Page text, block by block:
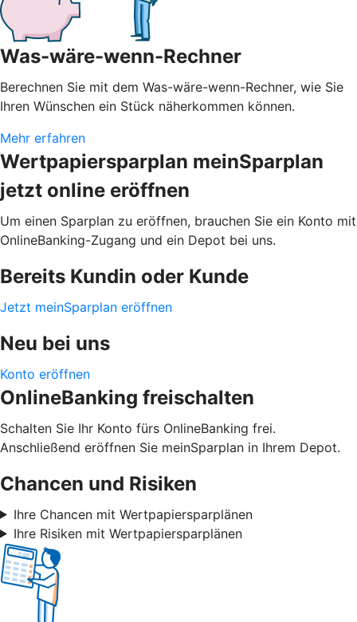
Was-wäre-wenn-Rechner
Berechnen Sie mit dem Was-wäre-wenn-Rechner, wie Sie
Ihren Wünschen ein Stück näherkommen können.
Mehr erfahren
Wertpapiersparplan meinSparplan
jetzt online eröffnen
Um einen Sparplan zu eröffnen, brauchen Sie ein Konto mit
OnlineBanking-Zugang und ein Depot bei uns.
Bereits Kundin oder Kunde
Jetzt meinSparplan eröffnen
Neu bei uns
Konto eröffnen
OnlineBanking freischalten
Schalten Sie Ihr Konto fürs OnlineBanking frei.
Anschließend eröffnen Sie meinSparplan in Ihrem Depot.
Chancen und Risiken
Ihre Chancen mit Wertpapiersparplänen
Ihre Risiken mit Wertpapiersparplänen